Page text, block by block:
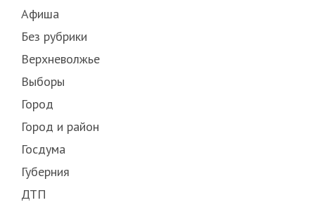
Афиша
Без рубрики
Верхневолжье
Выборы
Город
Город и район
Госдума
Губерния
ДТП